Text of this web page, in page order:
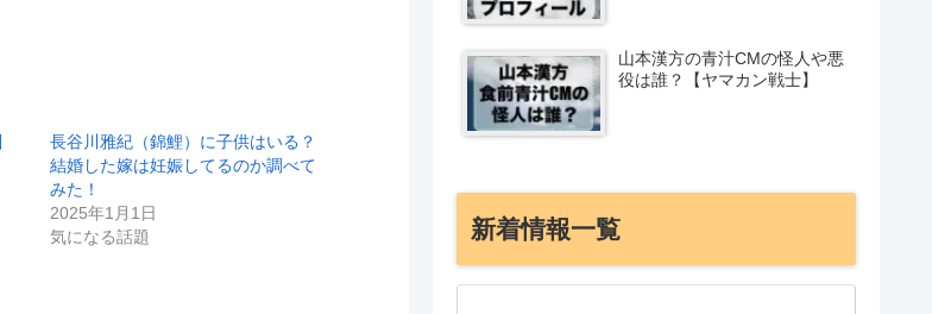
長谷川雅紀（錦鯉）に子供はいる？
結婚した嫁は妊娠してるのか調べて
みた！
2025年1月1日
気になる話題
山本漢方の青汁CMの怪人や悪
役は誰？【ヤマカン戦士】
新着情報一覧